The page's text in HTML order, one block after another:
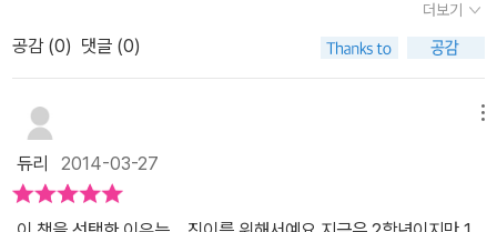
금의 모습도 생각나네요.어릴적 많이 준비해갔지만 늘 발표날은 두근
두근.나이가 들어서도 많은사람들 앞에서면 두근두근.적극적이고 활
발하고 자기의견을 잘 말하는 사람이 있는반면소극적이고 이책의 주
인공 링링처럼 발표가 너무 힘들고두렵고 힘든 아이들이 있을수 있습
니다.작가는 아이들 마음속에 있는 두려움을 지진, 해일, 외계인침공,
여러개의 커다란눈이 노려보고 있는 모습으로 너무 잘 표현해낸것 같
아요.아이의 감정표현이 너무 잘 표현되어있어 공감대가 형성되고 링
을 전혀 하지 못한채 누워있답니다. 엄마의 잔소리도 들리지 않아요.
왜냐하면 내일은 큰일날지도 모르니깐요. 아이들의 발표에 대한 두려
움을 너무나 잘 표현한 부분이 아닐까 싶어요.지구가 멸망하거나, 바
다에 빠지거나, 땅속으로 꺼지거나.. 많은 눈이 지켜보는 두려움, 혹은
모든 상상을 다 한답니다.그만큼 발표는 무섭고 두렵고 떨리는 것이
겠지요하지만 그날은 결국 밝았고, 링링은 어떻게 발표를 했는지 몰
더보기
공감 (0) 댓글 (0)
듀리 2014-03-27